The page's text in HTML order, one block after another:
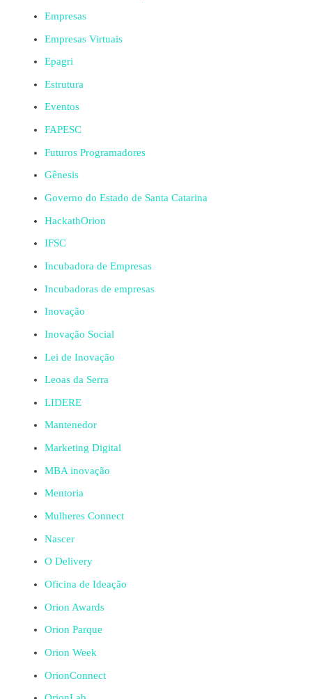
Empresas
Empresas Virtuais
Epagri
Estrutura
Eventos
FAPESC
Futuros Programadores
Gênesis
Governo do Estado de Santa Catarina
HackathOrion
IFSC
Incubadora de Empresas
Incubadoras de empresas
Inovação
Inovação Social
Lei de Inovação
Leoas da Serra
LIDERE
Mantenedor
Marketing Digital
MBA inovação
Mentoria
Mulheres Connect
Nascer
O Delivery
Oficina de Ideação
Orion Awards
Orion Parque
Orion Week
OrionConnect